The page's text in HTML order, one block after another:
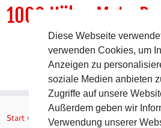
Inhalt
1000
DER Rundwanderweg um
Start » Evang.-Luth. Kirche
Diese Webseite
verwenden Cookies, um
Anzeigen zu
soziale Medien anbieten
Zugriffe auf unsere
Außerdem geben wir
Verwendung unserer